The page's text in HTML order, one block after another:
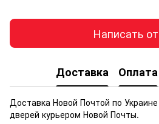
Написать
Доставка Оплата
Доставка Новой Почтой по
дверей курьером Новой Почты.